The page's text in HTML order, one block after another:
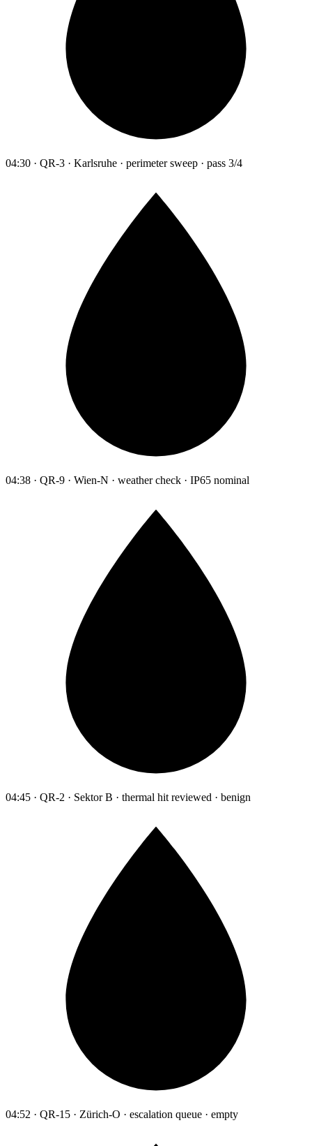
04:30 · QR-3 · Karlsruhe · perimeter sweep · pass 3/4
04:38 · QR-9 · Wien-N · weather check · IP65 nominal
04:45 · QR-2 · Sektor B · thermal hit reviewed · benign
04:52 · QR-15 · Zürich-O · escalation queue · empty